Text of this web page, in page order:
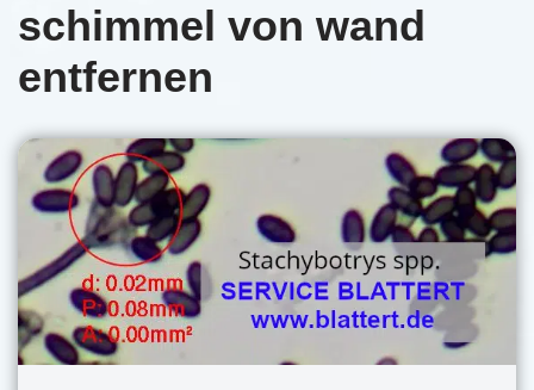
schimmel von wand
entfernen